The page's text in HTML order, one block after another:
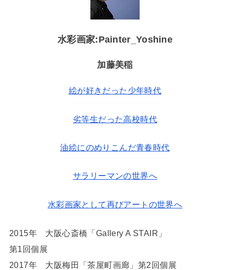
水彩画家:Painter_Yoshine
加藤美稲
絵が好きだった少年時代
劣等生だった高校時代
油絵にのめりこんだ青春時代
サラリーマンの世界へ
水彩画家として再びアートの世界へ
2015年 大阪心斎橋「Gallery A STAIR」
第1回個展
2017年 大阪梅田「茶屋町画廊」第2回個展